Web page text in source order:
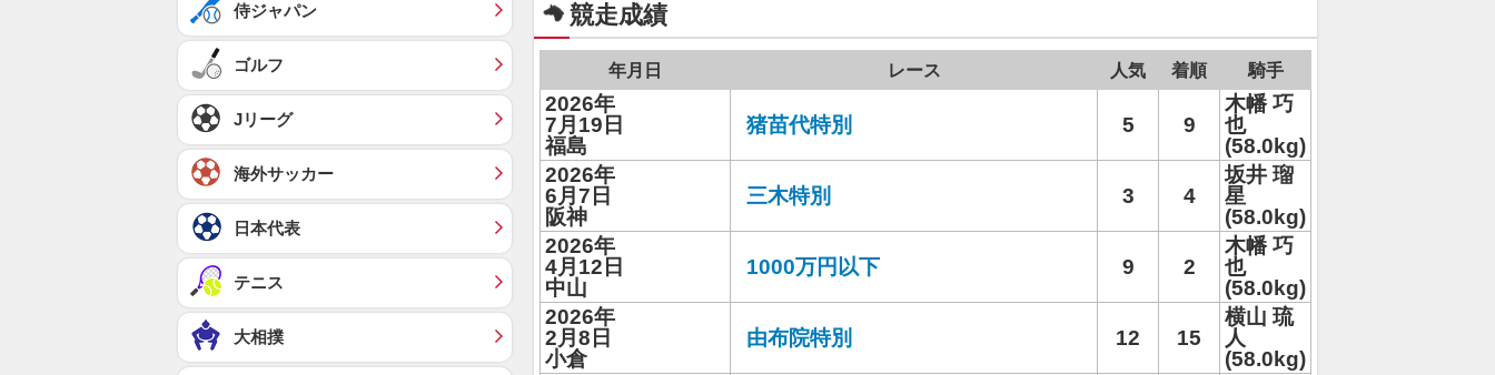
競走成績
年月日 レース 人気 着順 騎手
2026年
7月19日
福島
猪苗代特別 5 9
木幡 巧
也
(58.0kg)
2026年
6月7日
阪神
三木特別 3 4
坂井 瑠
星
(58.0kg)
2026年
4月12日
中山
1000万円以下 9 2
木幡 巧
也
(58.0kg)
2026年
2月8日
小倉
由布院特別 12 15
横山 琉
人
(58.0kg)
侍ジャパン
ゴルフ
Jリーグ
海外サッカー
日本代表
テニス
大相撲